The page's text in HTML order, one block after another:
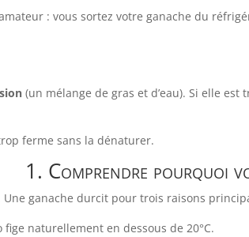
: vous sortez votre ganache du
(un mélange de gras et d’eau). Si elle
ferme sans la dénaturer.
1. Comprendre pourquoi
ganache durcit pour trois raisons
fige naturellement en dessous de 20°C.